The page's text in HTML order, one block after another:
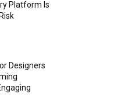
Platform Is
Designers